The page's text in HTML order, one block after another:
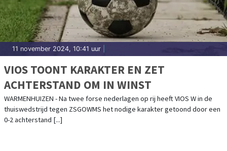
11 november 2024, 10:41 uur
VIOS TOONT KARAKTER EN ZET
ACHTERSTAND OM IN WINST
WARMENHUIZEN - Na twee forse nederlagen op rij heeft VIOS W in de
thuiswedstrijd tegen ZSGOWMS het nodige karakter getoond door een
0-2 achterstand [...]